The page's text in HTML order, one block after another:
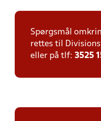
Spørgsmål
rettes til
eller på tlf: 3525